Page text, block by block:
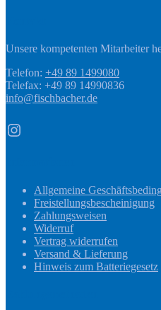
Unsere kompetenten Mitarbeiter
Telefon: +49 89 1499080
Telefax: +49 89 14990836
info@fischbacher.de
Instagram
Allgemeine
Freistellungsbescheinigung
Zahlungsweisen
Widerruf
Vertrag widerrufen
Versand & Lieferung
Hinweis zum Batteriegesetz